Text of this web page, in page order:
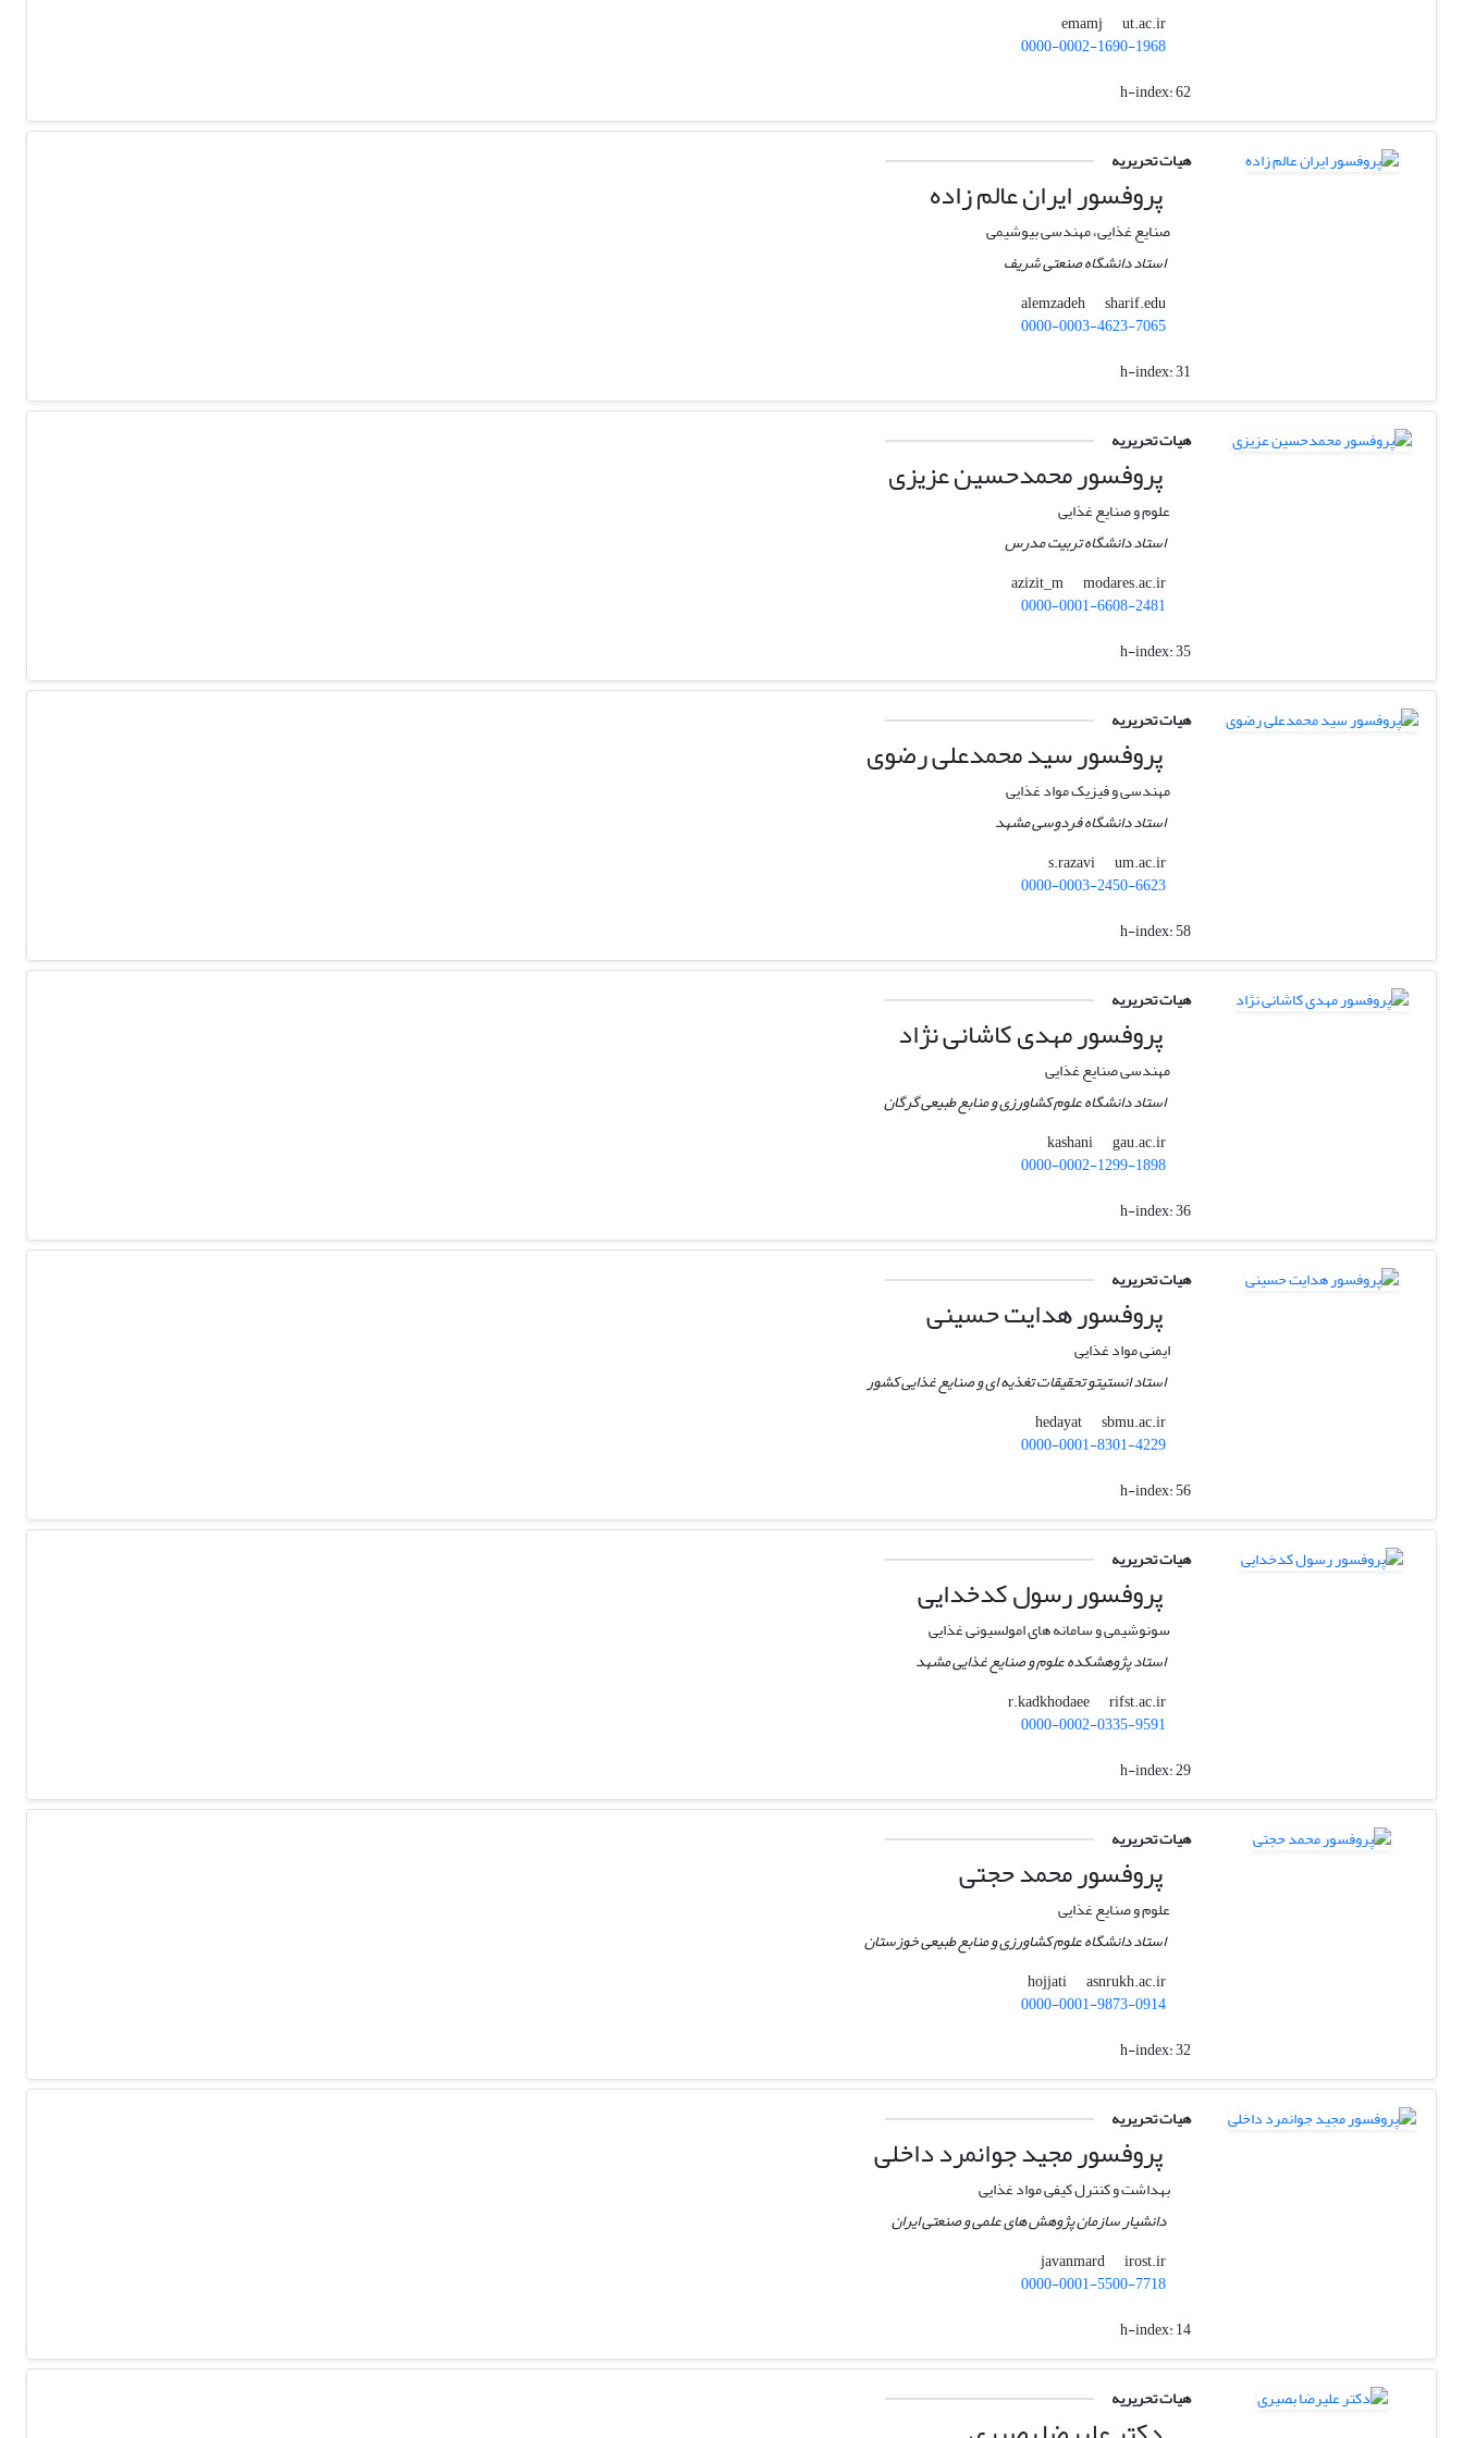
emamj
ut.ac.ir
0000-0002-1690-1968
h-index:62
هیات تحریریه
پروفسور ایران عالم زاده
صنایع غذایی، مهندسی بیوشیمی
استاد دانشگاه صنعتی شریف
alemzadeh
sharif.edu
0000-0003-4623-7065
h-index:31
هیات تحریریه
پروفسور محمدحسین عزیزی
علوم و صنایع غذایی
استاد دانشگاه تربیت مدرس
azizit_m
modares.ac.ir
0000-0001-6608-2481
h-index:35
هیات تحریریه
پروفسور سید محمدعلی رضوی
مهندسی و فیزیک مواد غذایی
استاد دانشگاه فردوسی مشهد
s.razavi
um.ac.ir
0000-0003-2450-6623
h-index:58
هیات تحریریه
پروفسور مهدی کاشانی نژاد
مهندسی صنایع غذایی
استاد دانشگاه علوم کشاورزی و منابع طبیعی گرگان
kashani
gau.ac.ir
0000-0002-1299-1898
h-index:36
هیات تحریریه
پروفسور هدایت حسینی
ایمنی مواد غذایی
استاد انستیتو تحقیقات تغذیه ای و صنایع غذایی کشور
hedayat
sbmu.ac.ir
0000-0001-8301-4229
h-index:56
هیات تحریریه
پروفسور رسول کدخدایی
سونوشیمی و سامانه های امولسیونی غذایی
استاد پژوهشکده علوم و صنایع غذایی مشهد
r.kadkhodaee
rifst.ac.ir
0000-0002-0335-9591
h-index:29
هیات تحریریه
پروفسور محمد حجتی
علوم و صنایع غذایی
استاد دانشگاه علوم کشاورزی و منابع طبیعی خوزستان
hojjati
asnrukh.ac.ir
0000-0001-9873-0914
h-index:32
هیات تحریریه
پروفسور مجید جوانمرد داخلی
بهداشت و کنترل کیفی مواد غذایی
دانشیار سازمان پژوهش های علمی و صنعتی ایران
javanmard
irost.ir
0000-0001-5500-7718
h-index:14
هیات تحریریه